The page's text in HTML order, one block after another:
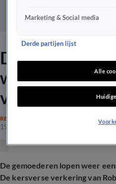
De
woedend op
vriend: 'Vieze
REALITY
19 mrt 2026, 16:36
De gemoederen lopen weer
De kersverse verkering van
Marketing & Social media
Derde partijen lijst
Alle